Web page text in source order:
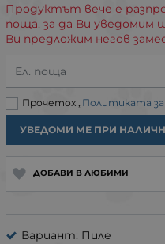
Продуктът вече е
поща, за да Ви уведомим
Ви предложим негов
Ел. поща
Прочетох „ Политиката
УВЕДОМИ МЕ ПРИ
ДОБАВИ В ЛЮБИМИ
Вариант: Пиле